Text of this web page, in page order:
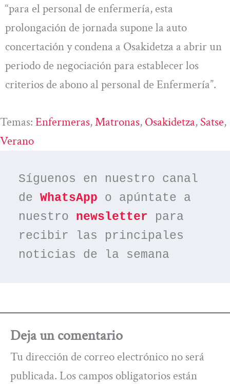
“para el personal de enfermería, esta
prolongación de jornada supone la auto
concertación y condena a Osakidetza a abrir un
periodo de negociación para establecer los
criterios de abono al personal de Enfermería”.
Temas: Enfermeras, Matronas, Osakidetza, Satse
Verano
Síguenos en nuestro canal
de WhatsApp o apúntate a
nuestro newsletter para
recibir las principales
noticias de la semana
Deja un comentario
Tu dirección de correo electrónico no será
publicada. Los campos obligatorios están